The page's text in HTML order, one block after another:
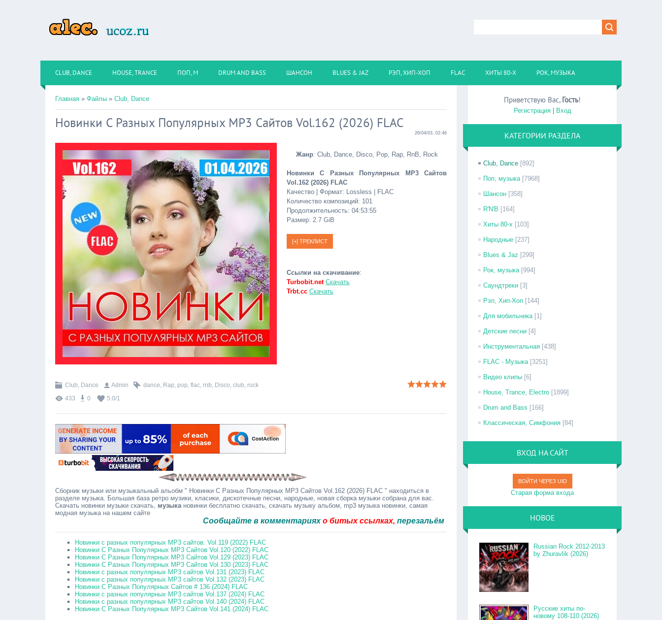
CLUB, DANCE HOUSE, TRANCE ПОП, М DRUM AND BASS ШАНСОН BLUES & JAZ РЭП, ХИП-ХОП FLAC ХИТЫ 80-Х РОК, МУЗЫКА
Главная » Файлы » Club, Dance
Новинки С Разных Популярных MP3 Сайтов Vol.162 (2026) FLAC
26/04/03, 02:46
Жанр: Club, Dance, Disco, Pop, Rap, RnB, Rock
Новинки С Разных Популярных MP3 Сайтов
Vol.162 (2026) FLAC
Качество | Формат: Lossless | FLAC
Количество композиций: 101
Продолжительность: 04:53:55
Размер: 2.7 GiB
Ссылки на скачивание:
Turbobit.net Скачать
Trbt.cc Скачать
Club, Dance Admin dance, Rap, pop, flac, rnb, Disco, club, rock
433
0 5.0/1
Сборник музыки или музыкальный альобм " Новинки С Разных Популярных MP3 Сайтов Vol.162 (2026) FLAC " находиться в
разделе музыка. Большая база ретро музики, класики, дискотечные песни, народные, новая сборка музыки собрана для вас.
Скачать новинки музыки скачать, музыкановинки бесплатно скачать, скачать музыку альбом, mp3 музыка новинки, самая
модная музыка на нашем сайте
Сообщайте в комментарияхо битых ссылках,перезальём быстро.
Новинки с разных популярных MP3 сайтов. Vol.119 (2022) FLAC
Новинки С Разных Популярных MP3 Сайтов Vol.120 (2022) FLAC
Новинки С Разных Популярных MP3 Сайтов Vol.129 (2023) FLAC
Новинки С Разных Популярных MP3 Сайтов Vol.130 (2023) FLAC
Новинки с разных популярных MP3 сайтов Vol.131 (2023) FLAC
Новинки с разных популярных MP3 сайтов Vol.132 (2023) FLAC
Новинки С Разных Популярных Сайтов # 136 (2024) FLAC
Новинки с разных популярных MP3 сайтов Vol.137 (2024) FLAC
Новинки с разных популярных MP3 сайтов Vol.140 (2024) FLAC
Новинки С Разных Популярных MP3 Сайтов Vol.141 (2024) FLAC
Приветствую Вас, Гость!
Регистрация| Вход
КАТЕГОРИИ РАЗДЕЛА
Club, Dance [892]
Поп, музыка [7968]
Шансон [358]
R'N'B [164]
Хиты 80-х [103]
Народные [237]
Blues & Jaz [299]
Рок, музыка [994]
Саундтреки [3]
Рэп, Хип-Хоп [144]
Для мобильника [1]
Детские песни [4]
Инструментальная [438]
FLAC - Музыка [3251]
Видео клипы [6]
House, Trance, Electro [1899]
Drum and Bass [166]
Классическая, Симфония [84]
ВХОД НА САЙТ
ВОЙТИ ЧЕРЕЗ UID
Старая форма входа
НОВОЕ
Russian Rock 2012-2013
by Zhuravlik (2026)
Русские хиты по-
новому 108-110 (2026)